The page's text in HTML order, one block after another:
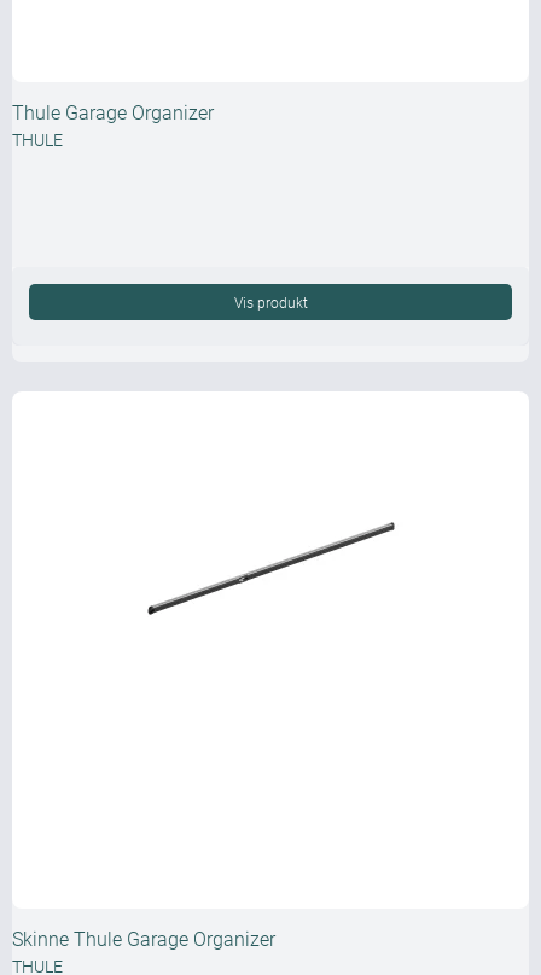
Thule Garage Organizer
THULE
Vis produkt
Skinne Thule Garage Organizer
THULE